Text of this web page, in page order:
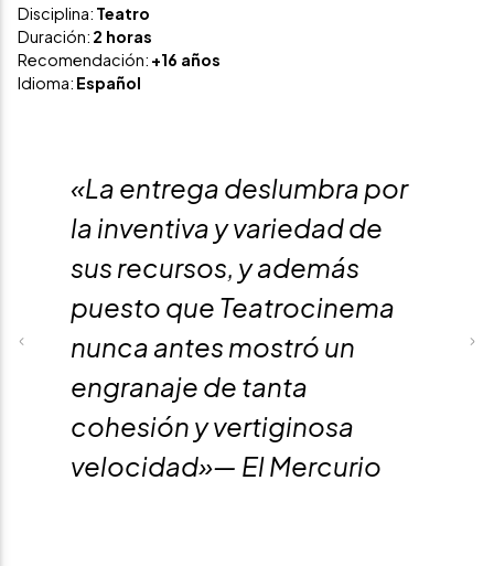
Disciplina: Teatro
Duración: 2 horas
Recomendación: +16 años
Idioma: Español
Previous
«La entrega deslumbra por
la inventiva y variedad de
sus recursos, y además
puesto que Teatrocinema
nunca antes mostró un
engranaje de tanta
cohesión y vertiginosa
velocidad»— El Mercurio